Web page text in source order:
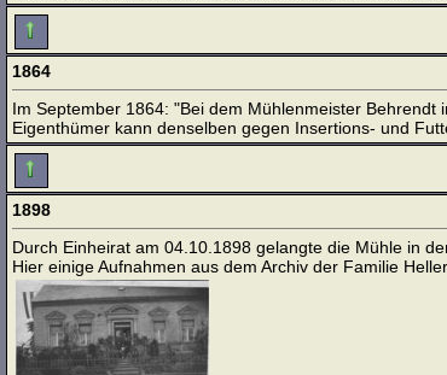
1864
Im September 1864: "Bei dem Mühlenmeister
Eigenthümer kann denselben gegen Insertions- und
1898
Durch Einheirat am 04.10.1898 gelangte die Mühle in
Hier einige Aufnahmen aus dem Archiv der Familie